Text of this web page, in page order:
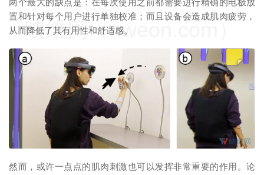
置和针对每个用户进行单独校准；而且设备会造成肌肉疲劳，
从而降低了其有用性和舒适感。
然而，或许一点点的肌肉刺激也可以发挥非常重要的作用。论
映维网（nweon.com）